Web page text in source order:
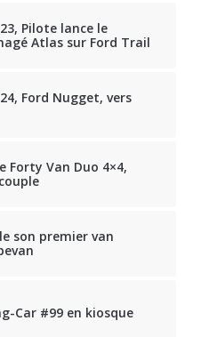
Pilote lance le
Atlas sur Ford Trail
Ford Nugget, vers
Forty Van Duo 4×4,
son premier van
Car #99 en kiosque